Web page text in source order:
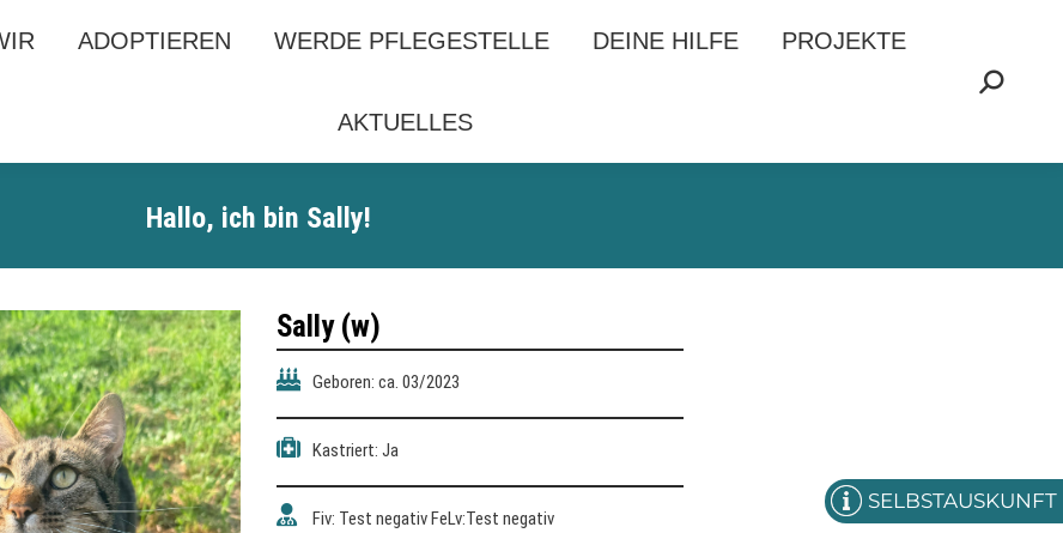
ADOPTIEREN WERDE PFLEGESTELLE DEINE HILFE PROJEKTE
AKTUELLES
Search:
Hallo, ich bin Sally!
Sally (w)
Geboren: ca. 03/2023
Kastriert: Ja
Fiv: Test negativ FeLv:Test negativ
SELBSTAUSKUNFT
ADOPTIEREN WERDE PFLEGESTELLE DEINE HILFE PROJEKTE
AKTUELLES
Search: